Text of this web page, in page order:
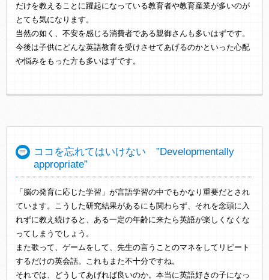
だけを教えることに躍起になっている教育者や教育産業が多いのが
とても気になります。
当然の如く、不安を感じる消費者である親御さんも多いはずです。
今後は子供にどんな英語教育を受けさせてあげるのかといった心配
や悩みをもった方も多いはずです。
ココを忘れてはいけない ”Developmentally
appropriate”
「脳の発育に応じた学習」が言語学習の中でもかなり重要だとされ
ています。こうした研究結果があるにも関わらず、それを念頭に入
れずに教え続けると、ある一定の年齢に来たら英語が楽しくなくな
ってしまうでしょう。
また歌って、ゲームをして、先生の言うことのマネをしてリピート
するだけの英会話。これもまた不十分ですね。
それでは、どうしてあげれば良いのか。本当に英語好きの子になっ